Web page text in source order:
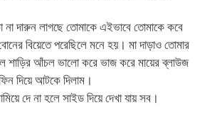
না দারুন লাগছে তোমাকে এইভাবে তোমাকে কবে
বিয়েতে পরেছিলে মনে হয়। মা দাড়াও তোমার
শাড়ির আঁচল ভালো করে ভাজ করে মায়ের ব্লাউজ
দিয়ে আটকে দিলাম।
দে না হলে সাইড দিয়ে দেখা যায় সব।